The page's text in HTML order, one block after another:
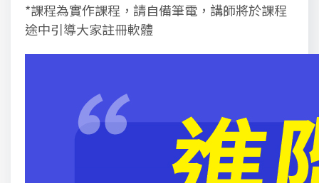
*課程為實作課程，請自備筆電，講師將於課程
途中引導大家註冊軟體